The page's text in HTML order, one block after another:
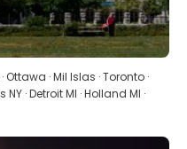
· Mil Islas · Toronto ·
· Detroit MI · Holland MI ·